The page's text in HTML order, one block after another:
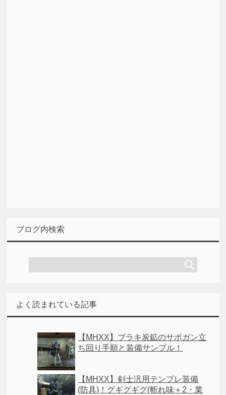
ブログ内検索
よく読まれている記事
【MHXX】ブラキ炭鉱のサポガン立
ち回り手順と装備サンプル！
【MHXX】剣士汎用テンプレ装備
(防具)！グギグギグ(斬れ味＋2・業